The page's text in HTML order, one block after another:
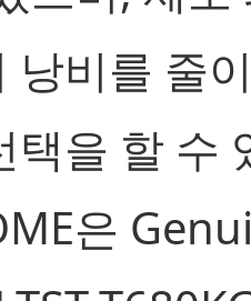
낭비를 줄
택을 할 수
은